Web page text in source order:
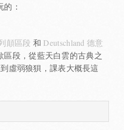
：
顛區段 和 Deutschland 德意
區段，從藍天白雲的古典之
虛弱狼狽，課表大概長這